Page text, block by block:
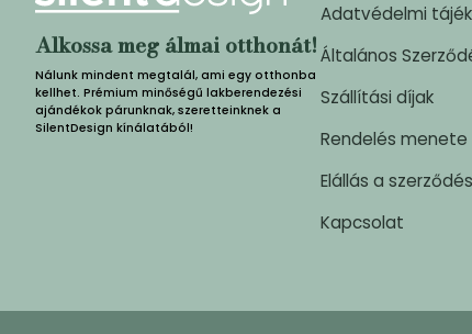
Alkossa meg álmai otthonát!
Nálunk mindent megtalál, ami egy otthonba
kellhet. Prémium minőségű lakberendezési
ajándékok párunknak, szeretteinknek a
SilentDesign kínálatából!
Adatvédelmi
Általános
Szállítási díjak
Rendelés menete
Elállás a
Kapcsolat